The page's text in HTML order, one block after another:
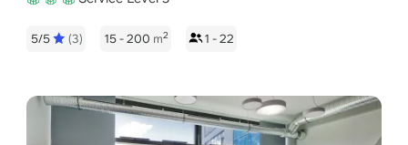
5/5 (3) 15 - 200 m2 1 - 22